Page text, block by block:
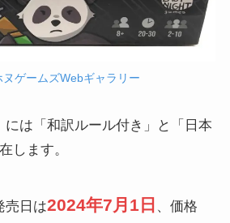
ヌゲームズWebギャラリー
には「和訳ルール付き」と「日本
します。
売日は2024年7月1日 、価格